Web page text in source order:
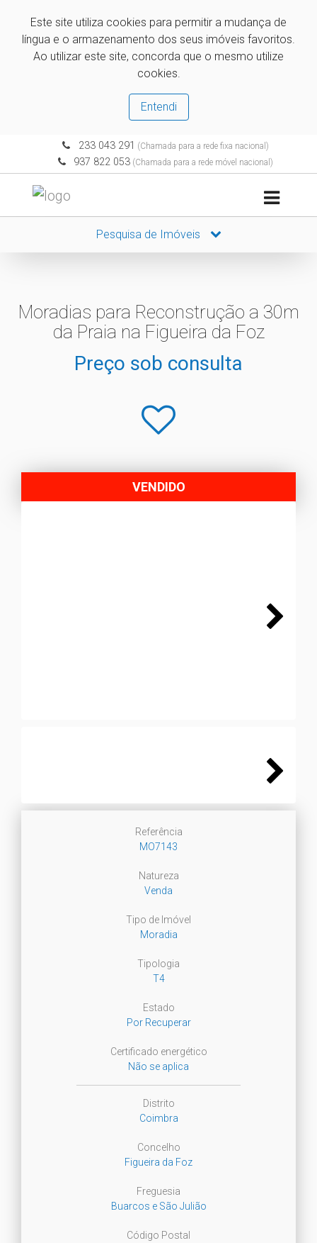
Este site utiliza cookies para permitir a mudança de
língua e o armazenamento dos seus imóveis favoritos.
Ao utilizar este site, concorda que o mesmo utilize
cookies.
Entendi
233 043 291 (Chamada para a rede fixa nacional)
937 822 053 (Chamada para a rede móvel nacional)
Pesquisa de Imóveis
Moradias para Reconstrução a 30m
da Praia na Figueira da Foz
Preço sob consulta
VENDIDO
Referência
MO7143
Natureza
Venda
Tipo de Imóvel
Moradia
Tipologia
T4
Estado
Por Recuperar
Certificado energético
Não se aplica
Distrito
Coimbra
Concelho
Figueira da Foz
Freguesia
Buarcos e São Julião
Código Postal